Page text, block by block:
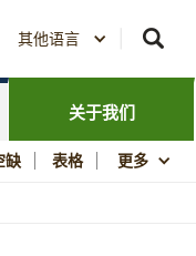
其他语言
关于我们
新闻中心
社区参与
缺 表格 更多